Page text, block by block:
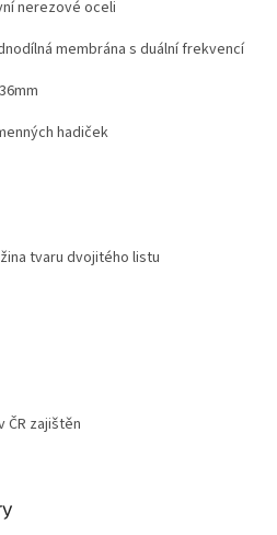
nerezové oceli
membrána s duální frekvencí
hadiček
tvaru dvojitého listu
ČR zajištěn